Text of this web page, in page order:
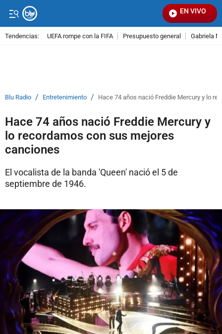
EN VIVO
Tendencias: UEFA rompe con la FIFA Presupuesto general Gabriela
Blu Radio / Entretenimiento / Hace 74 años nació Freddie Mercury y lo
Hace 74 años nació Freddie Mercury y
lo recordamos con sus mejores
canciones
El vocalista de la banda 'Queen' nació el 5 de
septiembre de 1946.